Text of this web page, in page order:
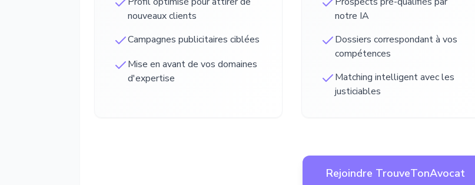
nouveaux clients
Campagnes publicitaires ciblées
Mise en avant de vos domaines
d'expertise
notre IA
Dossiers correspondant à vos
compétences
Matching intelligent avec les
justiciables
Rejoindre TrouveTonAvocat